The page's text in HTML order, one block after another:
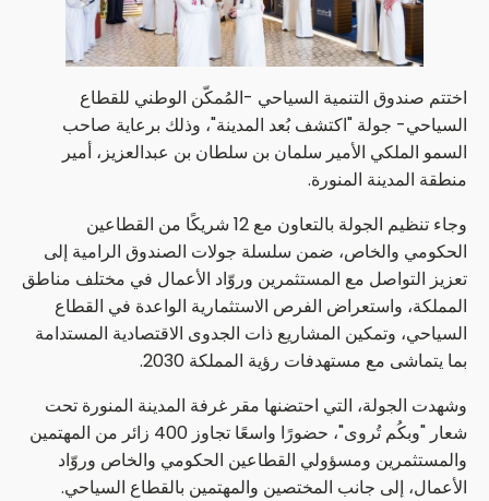
اختتم صندوق التنمية السياحي -المُمكّن الوطني للقطاع
السياحي- جولة "اكتشف بُعد المدينة"، وذلك برعاية صاحب
السمو الملكي الأمير سلمان بن سلطان بن عبدالعزيز، أمير
منطقة المدينة المنورة.
وجاء تنظيم الجولة بالتعاون مع 12 شريكًا من القطاعين
الحكومي والخاص، ضمن سلسلة جولات الصندوق الرامية إلى
تعزيز التواصل مع المستثمرين وروّاد الأعمال في مختلف مناطق
المملكة، واستعراض الفرص الاستثمارية الواعدة في القطاع
السياحي، وتمكين المشاريع ذات الجدوى الاقتصادية المستدامة
بما يتماشى مع مستهدفات رؤية المملكة 2030.
وشهدت الجولة، التي احتضنها مقر غرفة المدينة المنورة تحت
شعار "وبكُم تُروى"، حضورًا واسعًا تجاوز 400 زائر من المهتمين
والمستثمرين ومسؤولي القطاعين الحكومي والخاص وروّاد
الأعمال، إلى جانب المختصين والمهتمين بالقطاع السياحي.